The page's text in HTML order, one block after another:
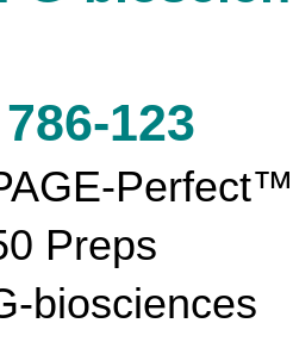
123
Perfect™
Preps
biosciences